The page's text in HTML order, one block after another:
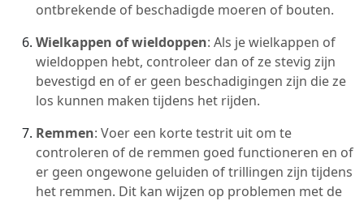
ontbrekende of beschadigde moeren of bouten.
Wielkappen of wieldoppen: Als je wielkappen of
wieldoppen hebt, controleer dan of ze stevig zijn
bevestigd en of er geen beschadigingen zijn die ze
los kunnen maken tijdens het rijden.
Remmen: Voer een korte testrit uit om te
controleren of de remmen goed functioneren en of
er geen ongewone geluiden of trillingen zijn tijdens
het remmen. Dit kan wijzen op problemen met de